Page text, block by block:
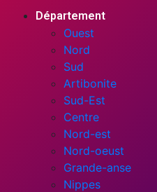
Département
Ouest
Nord
Sud
Artibonite
Sud-Est
Centre
Nord-est
Nord-oeust
Grande-anse
Nippes